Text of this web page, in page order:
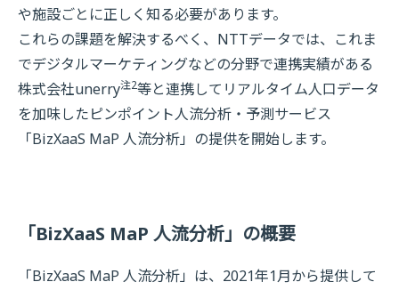
や施設ごとに正しく知る必要があります。
これらの課題を解決するべく、NTTデータでは、これま
でデジタルマーケティングなどの分野で連携実績がある
株式会社unerry注2等と連携してリアルタイム人口データ
を加味したピンポイント人流分析・予測サービス
「BizXaaS MaP 人流分析」の提供を開始します。
「BizXaaS MaP 人流分析」の概要
「BizXaaS MaP 人流分析」は、2021年1月から提供して